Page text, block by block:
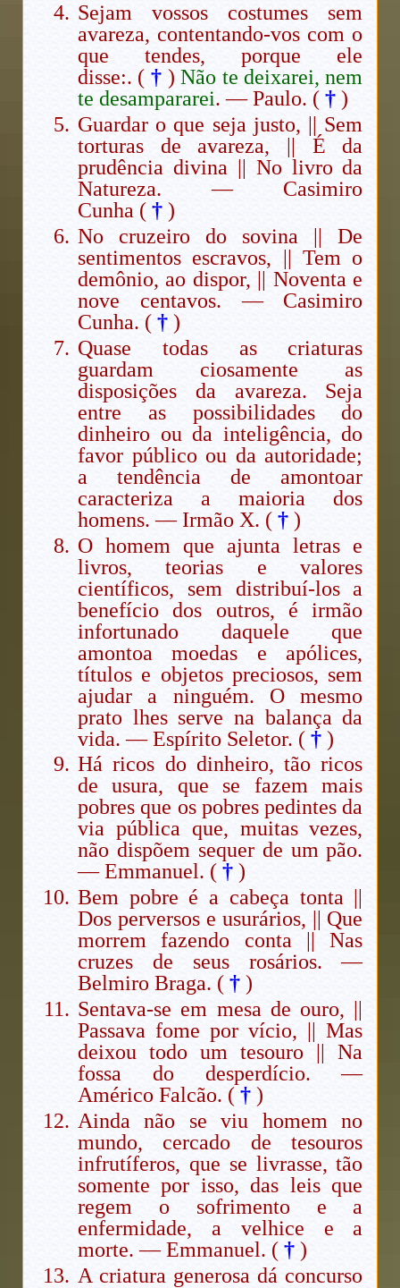
Sejam vossos costumes sem
avareza, contentando-vos com o
que tendes, porque ele
disse:. ( † )Não te deixarei, nem
te desampararei. — Paulo. († )
Guardar o que seja justo, || Sem
torturas de avareza, || É da
prudência divina || No livro da
Natureza. — Casimiro
Cunha († )
No cruzeiro do sovina || De
sentimentos escravos, || Tem o
demônio, ao dispor, || Noventa e
nove centavos. — Casimiro
Cunha. († )
Quase todas as criaturas
guardam ciosamente as
disposições da avareza. Seja
entre as possibilidades do
dinheiro ou da inteligência, do
favor público ou da autoridade;
a tendência de amontoar
caracteriza a maioria dos
homens. — Irmão X. († )
O homem que ajunta letras e
livros, teorias e valores
científicos, sem distribuí-los a
benefício dos outros, é irmão
infortunado daquele que
amontoa moedas e apólices,
títulos e objetos preciosos, sem
ajudar a ninguém. O mesmo
prato lhes serve na balança da
vida. — Espírito Seletor. († )
Há ricos do dinheiro, tão ricos
de usura, que se fazem mais
pobres que os pobres pedintes da
via pública que, muitas vezes,
não dispõem sequer de um pão.
— Emmanuel. († )
Bem pobre é a cabeça tonta ||
Dos perversos e usurários, || Que
morrem fazendo conta || Nas
cruzes de seus rosários. —
Belmiro Braga. († )
Sentava-se em mesa de ouro, ||
Passava fome por vício, || Mas
deixou todo um tesouro || Na
fossa do desperdício. —
Américo Falcão. († )
Ainda não se viu homem no
mundo, cercado de tesouros
infrutíferos, que se livrasse, tão
somente por isso, das leis que
regem o sofrimento e a
enfermidade, a velhice e a
morte. — Emmanuel. († )
A criatura generosa dá concurso